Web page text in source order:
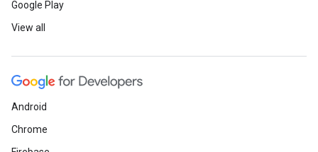
Google Play
View all
Android
Chrome